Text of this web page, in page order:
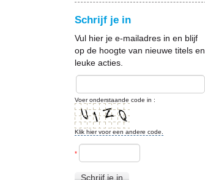
Schrijf je in
Vul hier je e-mailadres in en blijf
op de hoogte van nieuwe titels en
leuke acties.
Voer onderstaande code in :
Klik hier voor een andere code.
*
Schrijf je in